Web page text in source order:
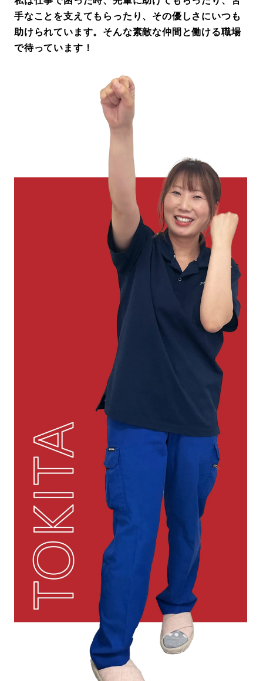
手なことを支えてもらったり、その優しさにいつも
助けられています。そんな素敵な仲間と働ける職場
で待っています！